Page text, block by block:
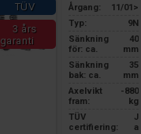
TÜV
3 års
garanti
Årgang:
11/01>
Typ:
9N
Sänkning
för: ca.
40
mm
Sänkning
bak: ca.
35
mm
Axelvikt
fram:
-880
kg
TÜV
certifiering:
J
a